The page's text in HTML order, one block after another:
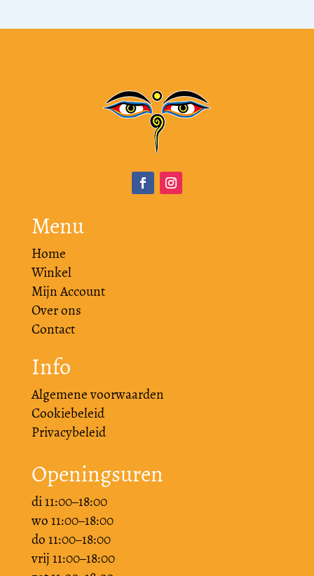
Menu
Home
Winkel
Mijn Account
Over ons
Contact
Info
Algemene voorwaarden
Cookiebeleid
Privacybeleid
Openingsuren
di 11:00–18:00
wo 11:00–18:00
do 11:00–18:00
vrij 11:00–18:00